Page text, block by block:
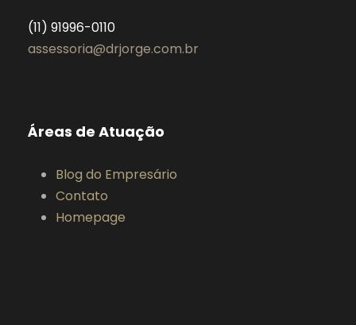
(11) 91996-0110
assessoria@drjorge.com.br
Áreas de Atuação
Blog do Empresário
Contato
Homepage